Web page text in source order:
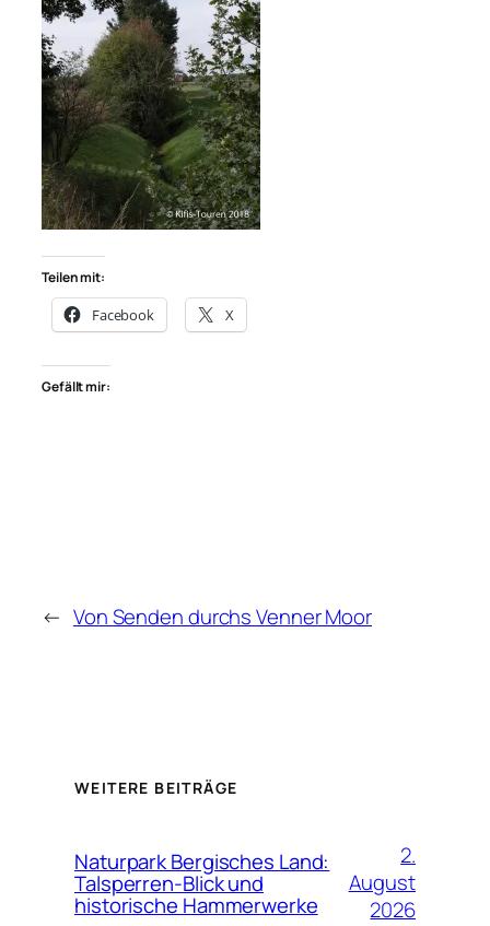
Teilen mit:
Facebook X
Gefällt mir:
← Von Senden durchs Venner Moor
WEITERE BEITRÄGE
Naturpark Bergisches Land:
Talsperren-Blick und
historische Hammerwerke
2.
August
2026